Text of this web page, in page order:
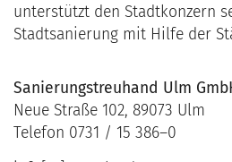
unterstützt den Stadtkonzern
Stadtsanierung mit Hilfe der
Sanierungstreuhand Ulm
Neue Straße 102, 89073 Ulm
Telefon 0731 / 15 386–0